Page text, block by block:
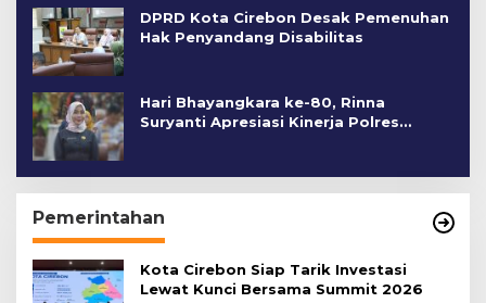
DPRD Kota Cirebon Desak Pemenuhan
Hak Penyandang Disabilitas
Hari Bhayangkara ke-80, Rinna
Suryanti Apresiasi Kinerja Polres
Pemerintahan
Kota Cirebon Siap Tarik Investasi
Lewat Kunci Bersama Summit 2026